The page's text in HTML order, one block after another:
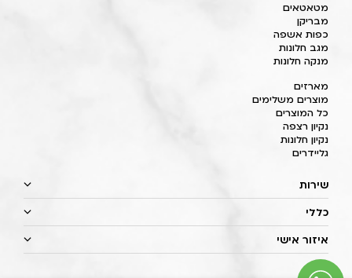
מטאטאים
מבריקן
כפות אשפה
מגב חלונות
מנקה חלונות
מארזים
מוצרים משלימים
כל המוצרים
נקיון רצפה
נקיון חלונות
גליידרים
שירות
כללי
איזור אישי